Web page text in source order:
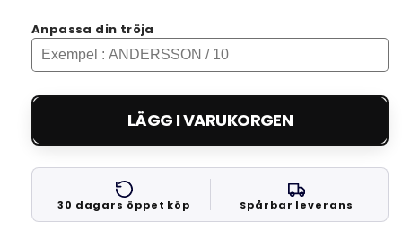
Anpassa din tröja
LÄGG I VARUKORGEN
30 dagars öppet köp Spårbar leverans